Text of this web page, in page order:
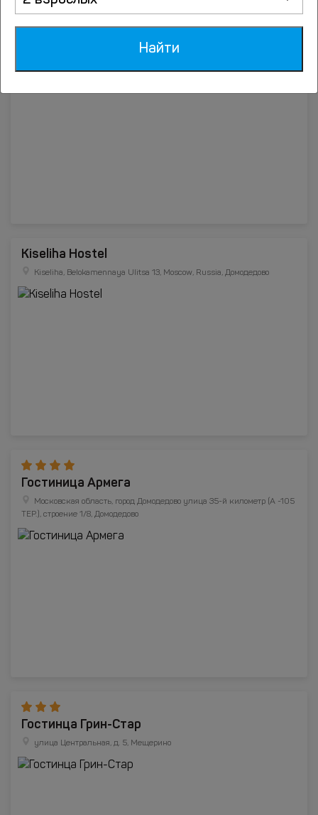
Мини-отель Eleon Domodedovo
Kiseliha Hostel
Kiseliha, Belokamennaya Ulitsa 13, Moscow, Russia, Домодедово
Гостиница Армега
Московская область, город Домодедово улица 35-й километр (А -105
ТЕР.), строение 1/8, Домодедово
Гостинца Грин-Стар
улица Центральная, д. 5, Мещерино
Найти